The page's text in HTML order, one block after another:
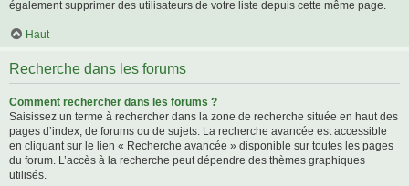
également supprimer des utilisateurs de votre liste depuis cette même page.
Haut
Recherche dans les forums
Comment rechercher dans les forums ?
Saisissez un terme à rechercher dans la zone de recherche située en haut des
pages d’index, de forums ou de sujets. La recherche avancée est accessible
en cliquant sur le lien « Recherche avancée » disponible sur toutes les pages
du forum. L’accès à la recherche peut dépendre des thèmes graphiques
utilisés.